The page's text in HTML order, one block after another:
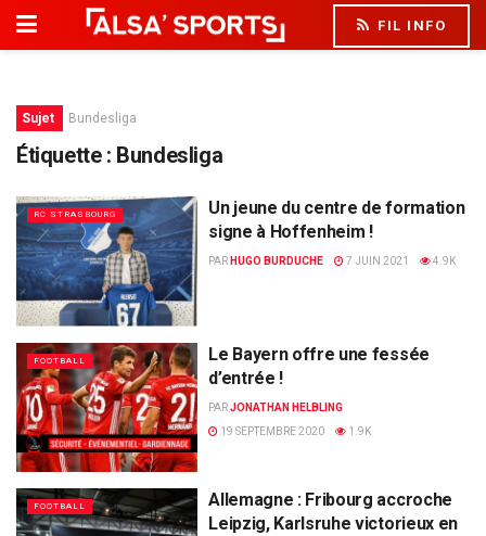
FIL INFO
Sujet Bundesliga
Étiquette : Bundesliga
RC STRASBOURG
Un jeune du centre de formation
signe à Hoffenheim !
PAR HUGO BURDUCHE 7 JUIN 2021 4.9K
FOOTBALL
Le Bayern offre une fessée
d’entrée !
PARJONATHAN HELBLING
19 SEPTEMBRE 2020
1.9K
FOOTBALL
Allemagne : Fribourg accroche
Leipzig, Karlsruhe victorieux en